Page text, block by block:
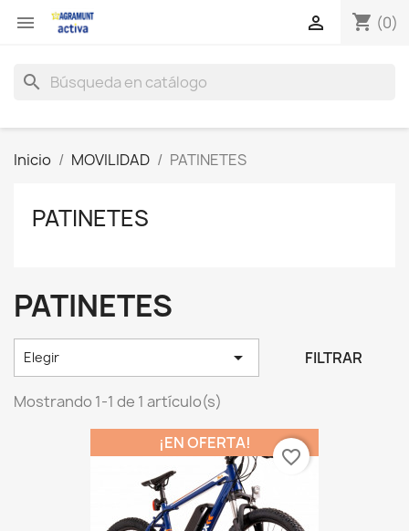
 shopping_cart (0)

search
Inicio MOVILIDAD PATINETES
PATINETES
PATINETES
Elegir  FILTRAR
Mostrando 1-1 de 1 artículo(s)
¡EN OFERTA!
favorite_border